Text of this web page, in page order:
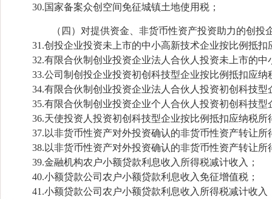
30.国家备案众创空间免征城镇土地使用税；
（四）对提供资金、非货币性资产投资助力的创投
31.创投企业投资未上市的中小高新技术企业按比例抵扣
32.有限合伙制创业投资企业法人合伙人投资未上市的中
33.公司制创投企业投资初创科技型企业按比例抵扣应纳
34.有限合伙制创业投资企业法人合伙人投资初创科技型
35.有限合伙制创业投资企业个人合伙人投资初创科技型
36.天使投资人投资初创科技型企业按比例抵扣应纳税所
37.以非货币性资产对外投资确认的非货币性资产转让所
38.以非货币性资产对外投资确认的非货币性资产转让所
39.金融机构农户小额贷款利息收入所得税减计收入；
40.小额贷款公司农户小额贷款利息收入免征增值税；
41.小额贷款公司农户小额贷款利息收入所得税减计收入